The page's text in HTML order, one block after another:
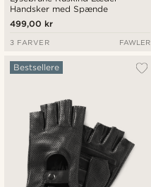
Handsker med Spænde
499,00 kr
3 FARVER FAWLER
Bestsellere